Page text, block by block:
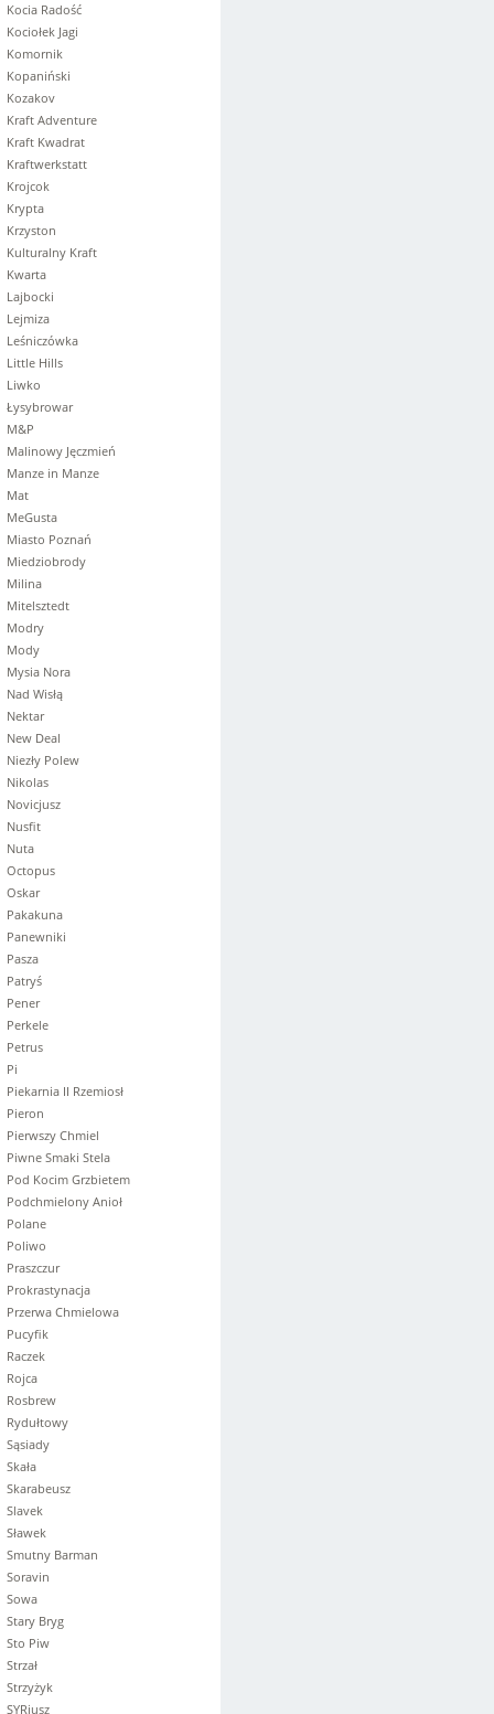
Kocia Radość
Kociołek Jagi
Komornik
Kopaniński
Kozakov
Kraft Adventure
Kraft Kwadrat
Kraftwerkstatt
Krojcok
Krypta
Krzyston
Kulturalny Kraft
Kwarta
Lajbocki
Lejmiza
Leśniczówka
Little Hills
Liwko
Łysybrowar
M&P
Malinowy Jęczmień
Manze in Manze
Mat
MeGusta
Miasto Poznań
Miedziobrody
Milina
Mitelsztedt
Modry
Mody
Mysia Nora
Nad Wisłą
Nektar
New Deal
Niezły Polew
Nikolas
Novicjusz
Nusfit
Nuta
Octopus
Oskar
Pakakuna
Panewniki
Pasza
Patryś
Pener
Perkele
Petrus
Pi
Piekarnia II Rzemiosł
Pieron
Pierwszy Chmiel
Piwne Smaki Stela
Pod Kocim Grzbietem
Podchmielony Anioł
Polane
Poliwo
Praszczur
Prokrastynacja
Przerwa Chmielowa
Pucyfik
Raczek
Rojca
Rosbrew
Rydułtowy
Sąsiady
Skała
Skarabeusz
Slavek
Sławek
Smutny Barman
Soravin
Sowa
Stary Bryg
Sto Piw
Strzał
Strzyżyk
SYRiusz